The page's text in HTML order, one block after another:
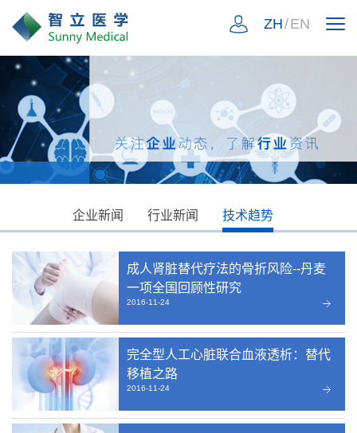
ZH/EN
企业新闻 行业新闻 技术趋势
成人肾脏替代疗法的骨折风险--丹麦
一项全国回顾性研究
2016-11-24
完全型人工心脏联合血液透析：替代
移植之路
2016-11-24